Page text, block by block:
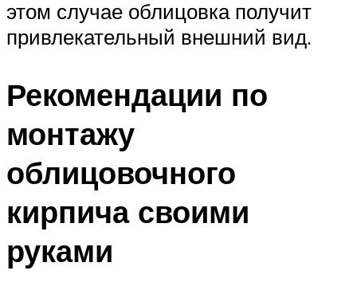
этом случае облицовка получит
привлекательный внешний вид.
Рекомендации по
монтажу
облицовочного
кирпича своими
руками